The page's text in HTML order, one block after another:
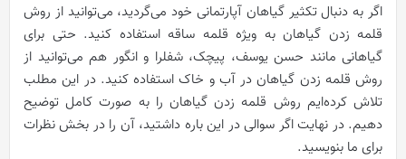
اگر به دنبال تکثیر گیاهان آپارتمانی خود می‌گردید، می‌توانید از روش
قلمه زدن گیاهان به ویژه قلمه ساقه استفاده کنید. حتی برای
گیاهانی مانند حسن یوسف، پیچک، شفلرا و انگور هم می‌توانید از
روش قلمه زدن گیاهان در آب و خاک استفاده کنید. در این مطلب
تلاش کرده‌ایم روش قلمه زدن گیاهان را به صورت کامل توضیح
دهیم. در نهایت اگر سوالی در این باره داشتید، آن را در بخش نظرات
برای ما بنویسید.